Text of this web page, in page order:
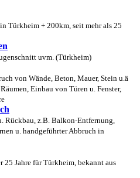
Türkheim + 200km, seit mehr als 25
uvm. (Türkheim)
von Wände, Beton, Mauer, Stein u.ä
Einbau von Türen u. Fenster,
Rückbau, z.B. Balkon-Entfernung,
u. handgeführter Abbruch in
Jahre für Türkheim, bekannt aus